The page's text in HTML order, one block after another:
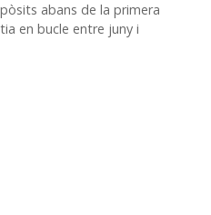
abans de la primera
en bucle entre juny i